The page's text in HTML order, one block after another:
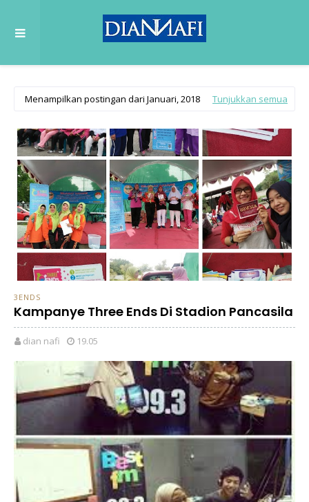
Menampilkan postingan dari Januari, 2018 Tunjukkan semua
3ENDS
Kampanye Three Ends Di Stadion Pancasila
dian nafi 19.05